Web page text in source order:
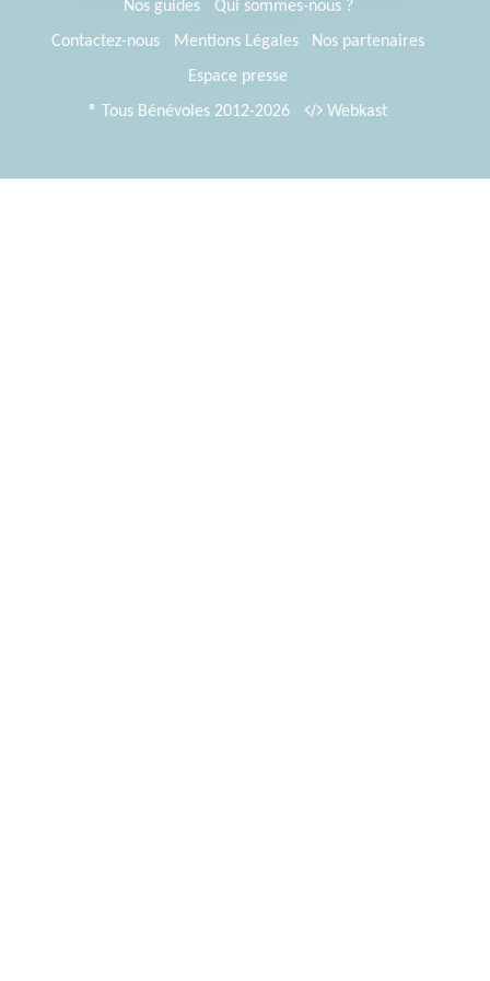
Nos guides
Qui sommes-nous ?
Contactez-nous
Mentions Légales
Nos partenaires
Espace presse
® Tous Bénévoles 2012-2026
Webkast